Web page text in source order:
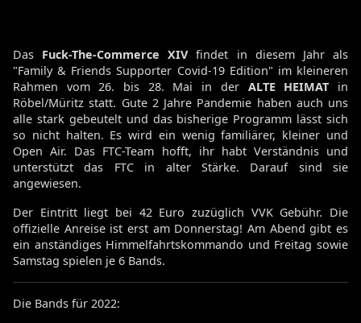
Das Fuck-The-Commerce XIVfindet in diesem Jahr als
"Family & Friends Supporter Covid-19 Edition" im kleineren
Rahmen vom 26. bis 28. Mai in der ALTE HEIMAT in
Röbel/Müritz statt. Gute 2 Jahre Pandemie haben auch uns
alle stark gebeutelt und das bisherige Programm lässt sich
so nicht halten. Es wird ein wenig familiärer, kleiner und
Open Air. Das FTC-Team hofft, ihr habt Verständnis und
unterstützt das FTC in alter Stärke. Darauf sind sie
angewiesen.
Der Eintritt liegt bei 42 Euro zuzüglich VVK Gebühr. Die
offizielle Anreise ist erst am Donnerstag! Am Abend gibt es
ein anständiges Himmelfahrtskommando und Freitag sowie
Samstag spielen je 6 Bands.
Die Bands für 2022: